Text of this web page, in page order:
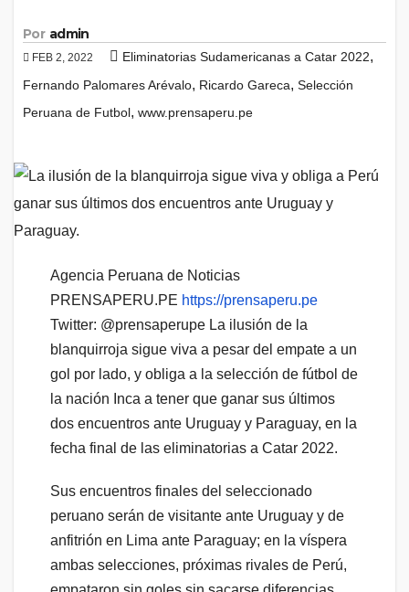
Por admin
FEB 2, 2022 Eliminatorias Sudamericanas a Catar 2022,
Fernando Palomares Arévalo, Ricardo Gareca, Selección
Peruana de Futbol, www.prensaperu.pe
Agencia Peruana de Noticias
PRENSAPERU.PE https://prensaperu.pe
Twitter: @prensaperupe La ilusión de la
blanquirroja sigue viva a pesar del empate a un
gol por lado, y obliga a la selección de fútbol de
la nación Inca a tener que ganar sus últimos
dos encuentros ante Uruguay y Paraguay, en la
fecha final de las eliminatorias a Catar 2022.
Sus encuentros finales del seleccionado
peruano serán de visitante ante Uruguay y de
anfitrión en Lima ante Paraguay; en la víspera
ambas selecciones, próximas rivales de Perú,